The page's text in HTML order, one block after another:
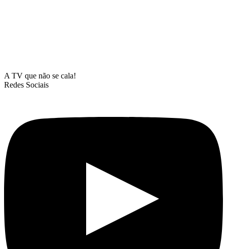
A TV que não se cala!
Redes Sociais